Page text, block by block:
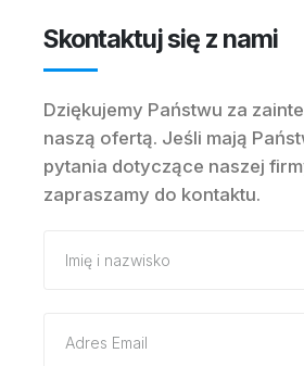
Skontaktuj się z nami
Dziękujemy Państwu za
naszą ofertą. Jeśli mają
pytania dotyczące naszej
zapraszamy do kontaktu.